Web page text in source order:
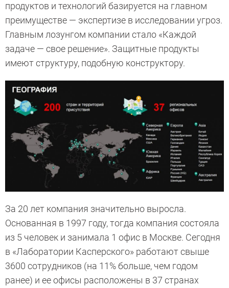
продуктов и технологий базируется на главном
преимуществе — экспертизе в исследовании угроз.
Главным лозунгом компании стало «Каждой
задаче — свое решение». Защитные продукты
имеют структуру, подобную конструктору.
За 20 лет компания значительно выросла.
Основанная в 1997 году, тогда компания состояла
из 5 человек и занимала 1 офис в Москве. Сегодня
в «Лаборатории Касперского» работают свыше
3600 сотрудников (на 11% больше, чем годом
ранее) и ее офисы расположены в 37 странах